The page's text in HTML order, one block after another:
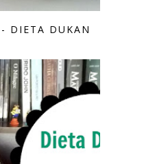
DIETA DUKAN